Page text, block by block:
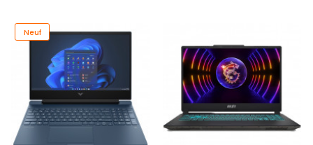
Neuf